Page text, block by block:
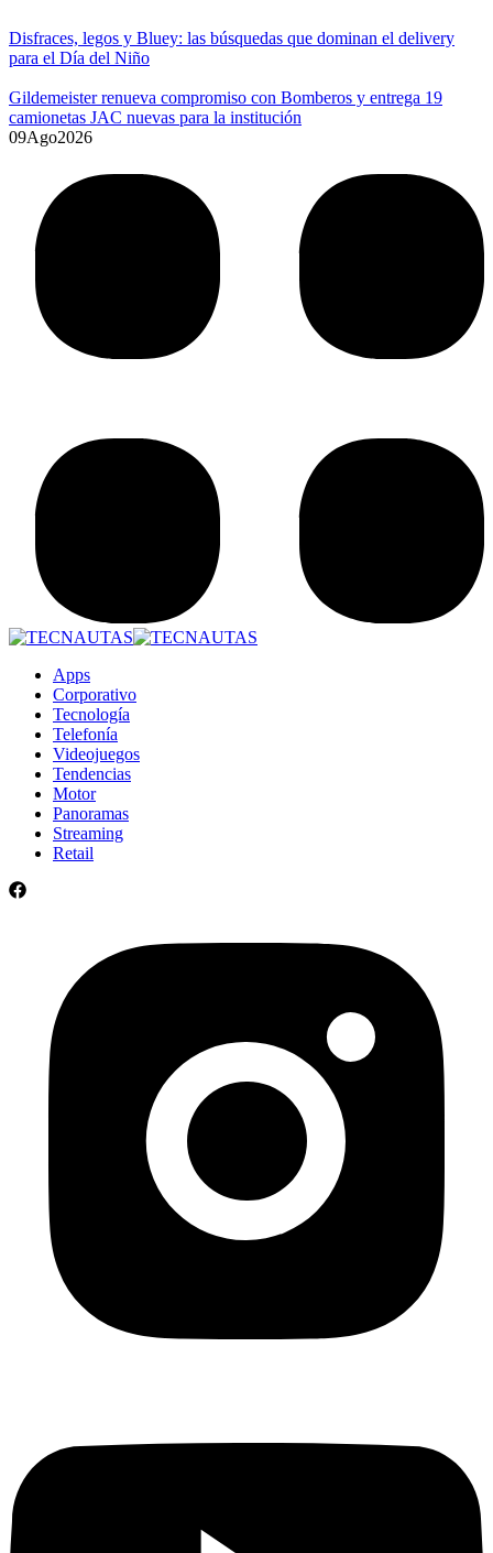
Disfraces, legos y Bluey: las búsquedas que dominan el delivery
para el Día del Niño
Gildemeister renueva compromiso con Bomberos y entrega 19
camionetas JAC nuevas para la institución
09Ago2026
Apps
Corporativo
Tecnología
Telefonía
Videojuegos
Tendencias
Motor
Panoramas
Streaming
Retail